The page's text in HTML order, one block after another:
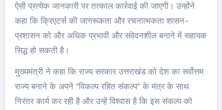
ऐसी प्रत्येक जानकारी पर तत्काल कार्रवाई की जाएगी। उन्होंने
कहा कि क्रिएटर्स की जागरूकता और रचनात्मकता शासन-
प्रशासन को और अधिक प्रभावी और संवेदनशील बनाने में सहायक
सिद्ध हो सकती है।
मुख्यमंत्री ने कहा कि राज्य सरकार उत्तराखंड को देश का सर्वोत्तम
राज्य बनाने के अपने “विकल्प रहित संकल्प” के मंत्र के साथ
निरंतर कार्य कर रही है और उन्हें विश्वास है कि इस संकल्प को